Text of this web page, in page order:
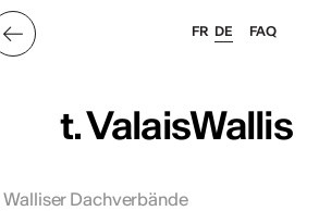
FAQ
FR DE
t. ValaisWallis
Walliser Dachverbände